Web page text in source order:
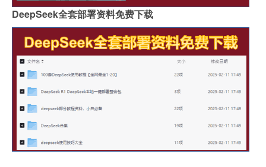
DeepSeek全套部署资料免费下载